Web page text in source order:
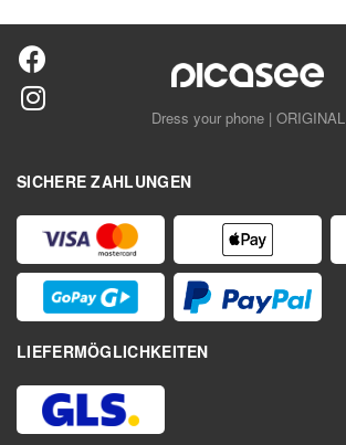
Dress your phone | ORIGINAL
SICHERE ZAHLUNGEN
LIEFERMÖGLICHKEITEN